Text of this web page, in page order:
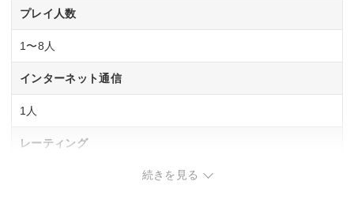
プレイ人数
1〜8人
インターネット通信
1人
レーティング
続きを見る